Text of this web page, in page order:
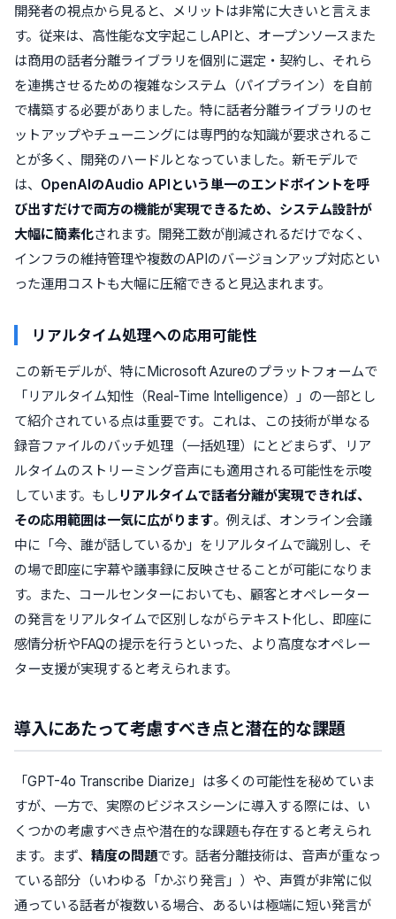
開発者の視点から見ると、メリットは非常に大きいと言えま
す。従来は、高性能な文字起こしAPIと、オープンソースまた
は商用の話者分離ライブラリを個別に選定・契約し、それら
を連携させるための複雑なシステム（パイプライン）を自前
で構築する必要がありました。特に話者分離ライブラリのセ
ットアップやチューニングには専門的な知識が要求されるこ
とが多く、開発のハードルとなっていました。新モデルで
は、 OpenAIのAudio APIという単一のエンドポイントを呼
び出すだけで両方の機能が実現できるため、システム設計が
大幅に簡素化されます。開発工数が削減されるだけでなく、
インフラの維持管理や複数のAPIのバージョンアップ対応とい
った運用コストも大幅に圧縮できると見込まれます。
リアルタイム処理への応用可能性
この新モデルが、特にMicrosoft Azureのプラットフォームで
「リアルタイム知性（Real-Time Intelligence）」の一部とし
て紹介されている点は重要です。これは、この技術が単なる
録音ファイルのバッチ処理（一括処理）にとどまらず、リア
ルタイムのストリーミング音声にも適用される可能性を示唆
しています。もし リアルタイムで話者分離が実現できれば、
その応用範囲は一気に広がります。例えば、オンライン会議
中に「今、誰が話しているか」をリアルタイムで識別し、そ
の場で即座に字幕や議事録に反映させることが可能になりま
す。また、コールセンターにおいても、顧客とオペレーター
の発言をリアルタイムで区別しながらテキスト化し、即座に
感情分析やFAQの提示を行うといった、より高度なオペレー
ター支援が実現すると考えられます。
導入にあたって考慮すべき点と潜在的な課題
「GPT-4o Transcribe Diarize」は多くの可能性を秘めていま
すが、一方で、実際のビジネスシーンに導入する際には、い
くつかの考慮すべき点や潜在的な課題も存在すると考えられ
ます。まず、 精度の問題です。話者分離技術は、音声が重なっ
ている部分（いわゆる「かぶり発言」）や、声質が非常に似
通っている話者が複数いる場合、あるいは極端に短い発言が